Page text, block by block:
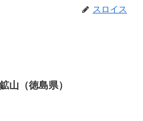
スロイス
山（徳島県）